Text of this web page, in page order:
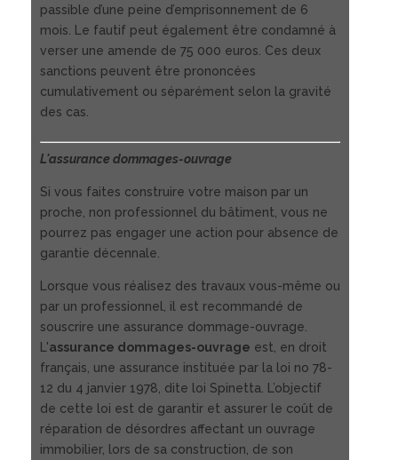
passible d’une peine d’emprisonnement de 6
mois. Le fautif peut également être condamné à
verser une amende de 75 000 euros. Ces deux
sanctions peuvent être prononcées
cumulativement ou séparément selon la gravité
des cas.
L'assurance dommages-ouvrage
Si vous faites construire votre maison par un
proche, non professionnel du bâtiment, vous ne
pourrez pas engager une action pour absence de
garantie décennale.
Lorsque vous réalisez des travaux vous-même ou
par un professionnel, il est recommandé de
souscrire une assurance dommage-ouvrage.
L'assurance dommages-ouvrage est, en droit
français, une assurance instituée par la loi no 78-
12 du 4 janvier 1978, dite loi Spinetta. L’objectif
de cette loi est de garantir et assurer le coût de
réparation de désordres affectant un ouvrage
immobilier, lors de sa construction, de son